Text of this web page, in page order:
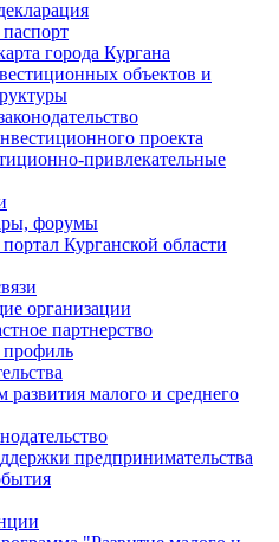
города Кургана
объектов и
проекта
привлекательные
форумы
Курганской области
организации
партнерство
развития малого и среднего
предпринимательства